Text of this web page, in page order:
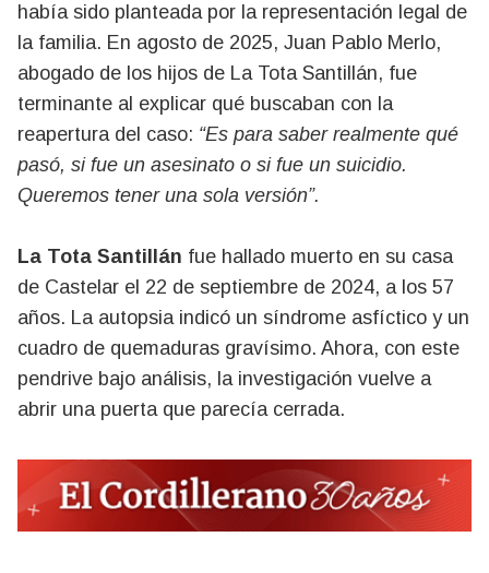
había sido planteada por la representación legal de
la familia. En agosto de 2025, Juan Pablo Merlo,
abogado de los hijos de La Tota Santillán, fue
terminante al explicar qué buscaban con la
reapertura del caso: “Es para saber realmente qué
pasó, si fue un asesinato o si fue un suicidio.
Queremos tener una sola versión”.
La Tota Santillán fue hallado muerto en su casa
de Castelar el 22 de septiembre de 2024, a los 57
años. La autopsia indicó un síndrome asfíctico y un
cuadro de quemaduras gravísimo. Ahora, con este
pendrive bajo análisis, la investigación vuelve a
abrir una puerta que parecía cerrada.